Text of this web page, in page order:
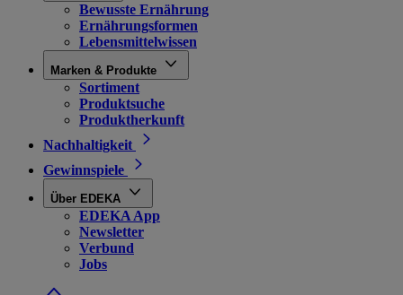
Bewusste Ernährung
Ernährungsformen
Lebensmittelwissen
Marken & Produkte
Sortiment
Produktsuche
Produktherkunft
Nachhaltigkeit
Gewinnspiele
Über EDEKA
EDEKA App
Newsletter
Verbund
Jobs